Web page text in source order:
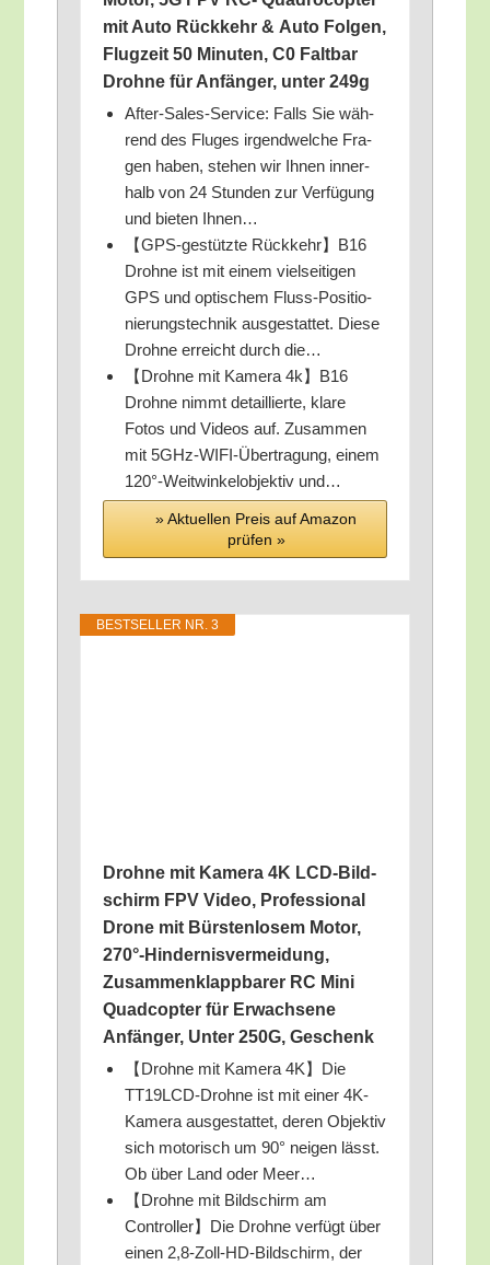
mit Auto Rück­kehr & Auto Fol­gen,
Flug­zeit 50 Minu­ten, C0 Falt­bar
Droh­ne für Anfän­ger, unter 249g
After-Sales-Ser­vice: Falls Sie wäh­
rend des Flu­ges irgend­wel­che Fra­
gen haben, ste­hen wir Ihnen inner­
halb von 24 Stun­den zur Ver­fü­gung
und bie­ten Ihnen…
【GPS-gestütz­te Rückkehr】B16
Droh­ne ist mit einem viel­sei­ti­gen
GPS und opti­schem Fluss-Posi­tio­
nie­rungs­tech­nik aus­ge­stat­tet. Die­se
Droh­ne erreicht durch die…
【Droh­ne mit Kame­ra 4k】B16
Droh­ne nimmt detail­lier­te, kla­re
Fotos und Vide­os auf. Zusam­men
mit 5GHz-WIFI-Über­tra­gung, einem
120°-Weitwinkelobjektiv und…
» Aktu­el­len Preis auf Ama­zon
prü­fen »
BEST­SEL­LER NR. 3
Droh­ne mit Kame­ra 4K LCD-Bild­
schirm FPV Video, Pro­fes­sio­nal
Dro­ne mit Bürs­ten­lo­sem Motor,
270°-Hindernisvermeidung,
Zusam­men­klapp­ba­rer RC Mini
Quad­c­op­ter für Erwach­se­ne
Anfän­ger, Unter 250G, Geschenk
【Droh­ne mit Kame­ra 4K】Die
TT19LCD-Droh­ne ist mit einer 4K-
Kame­ra aus­ge­stat­tet, deren Objek­tiv
sich moto­risch um 90° nei­gen lässt.
Ob über Land oder Meer…
【Droh­ne mit Bild­schirm am
Controller】Die Droh­ne ver­fügt über
einen 2,8‑Zoll-HD-Bildschirm, der